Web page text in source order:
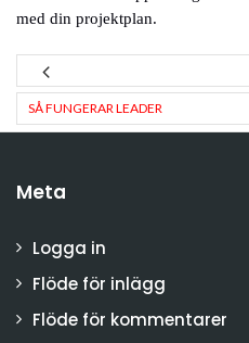
med din projektplan.
SÅ FUNGERAR LEADER
Meta
Logga in
Flöde för inlägg
Flöde för kommentarer